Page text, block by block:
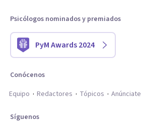
Psicólogos nominados y premiados
PyM Awards 2024
Conócenos
Equipo
Redactores Tópicos Anúnciate
Síguenos